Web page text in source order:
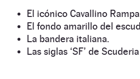
El icónico Cavallino
El fondo amarillo del
La bandera italiana.
Las siglas ‘SF’ de